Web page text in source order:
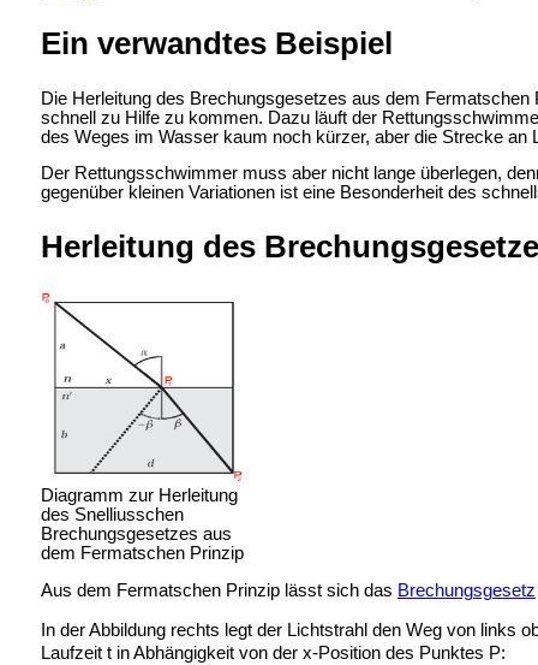
Ein verwandtes Beispiel
Die Herleitung des Brechungsgesetzes aus dem
schnell zu Hilfe zu kommen. Dazu läuft der
des Weges im Wasser kaum noch kürzer, aber die Strecke an
Der Rettungsschwimmer muss aber nicht lange überlegen,
gegenüber kleinen Variationen ist eine Besonderheit des
Herleitung des
Diagramm zur Herleitung
des Snelliusschen
Brechungsgesetzes aus
dem Fermatschen Prinzip
Aus dem Fermatschen Prinzip lässt sich das Brechungsgesetz
In der Abbildung rechts legt der Lichtstrahl den Weg von links
Laufzeit t in Abhängigkeit von der x-Position des Punktes P: